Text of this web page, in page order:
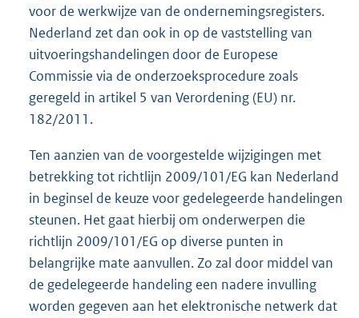
voor de werkwijze van de ondernemingsregisters.
Nederland zet dan ook in op de vaststelling van
uitvoeringshandelingen door de Europese
Commissie via de onderzoeksprocedure zoals
geregeld in artikel 5 van Verordening (EU) nr.
182/2011.
Ten aanzien van de voorgestelde wijzigingen met
betrekking tot richtlijn 2009/101/EG kan Nederland
in beginsel de keuze voor gedelegeerde handelingen
steunen. Het gaat hierbij om onderwerpen die
richtlijn 2009/101/EG op diverse punten in
belangrijke mate aanvullen. Zo zal door middel van
de gedelegeerde handeling een nadere invulling
worden gegeven aan het elektronische netwerk dat